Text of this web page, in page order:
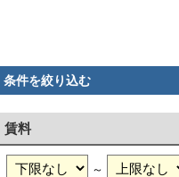
条件を絞り込む
賃料
～